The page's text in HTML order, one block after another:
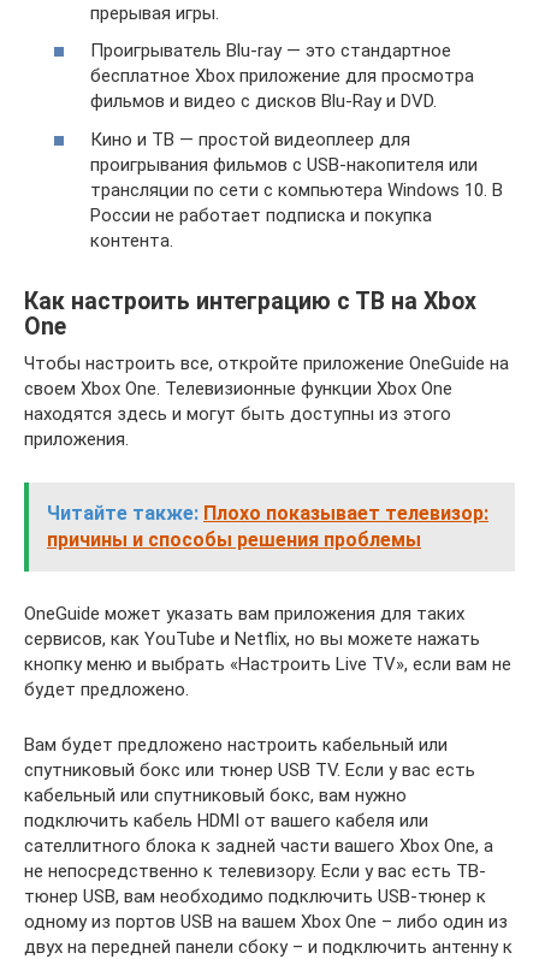
прерывая игры.
Проигрыватель Blu-ray — это стандартное
бесплатное Xbox приложение для просмотра
фильмов и видео с дисков Blu-Ray и DVD.
Кино и ТВ — простой видеоплеер для
проигрывания фильмов с USB-накопителя или
трансляции по сети с компьютера Windows 10. В
России не работает подписка и покупка
контента.
Как настроить интеграцию с ТВ на Xbox
One
Чтобы настроить все, откройте приложение OneGuide на
своем Xbox One. Телевизионные функции Xbox One
находятся здесь и могут быть доступны из этого
приложения.
Читайте также: Плохо показывает телевизор:
причины и способы решения проблемы
OneGuide может указать вам приложения для таких
сервисов, как YouTube и Netflix, но вы можете нажать
кнопку меню и выбрать «Настроить Live TV», если вам не
будет предложено.
Вам будет предложено настроить кабельный или
спутниковый бокс или тюнер USB TV. Если у вас есть
кабельный или спутниковый бокс, вам нужно
подключить кабель HDMI от вашего кабеля или
сателлитного блока к задней части вашего Xbox One, а
не непосредственно к телевизору. Если у вас есть ТВ-
тюнер USB, вам необходимо подключить USB-тюнер к
одному из портов USB на вашем Xbox One – либо один из
двух на передней панели сбоку – и подключить антенну к